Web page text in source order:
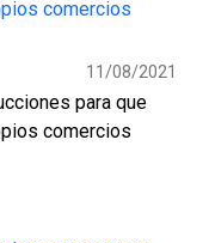
11/08/2021
para que
comercios